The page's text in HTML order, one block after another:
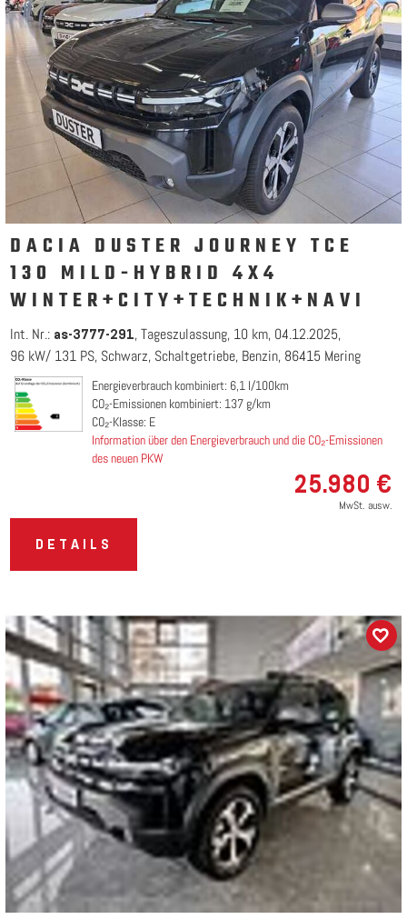
DACIA DUSTER JOURNEY TCE
130 MILD-HYBRID 4X4
WINTER+CITY+TECHNIK+NAVI
Int. Nr.: as-3777-291 Tageszulassung 10 km 04.12.2025
96 kW/ 131 PS Schwarz Schaltgetriebe Benzin 86415 Mering
Energieverbrauch kombiniert: 6,1 l/100km
CO₂-Emissionen kombiniert: 137 g/km
CO₂-Klasse: E
Information über den Energieverbrauch und die CO₂-Emissionen
des neuen PKW
25.980 €
MwSt. ausw.
DETAILS